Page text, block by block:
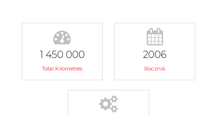
1 450 000
Total Kilometres
2006
Rocznik